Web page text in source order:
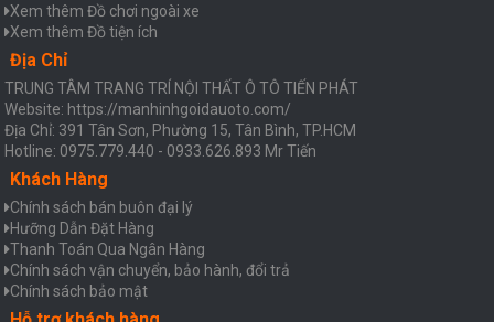
Xem thêm Đồ chơi ngoài xe
Xem thêm Đồ tiện ích
Địa Chỉ
TRUNG TÂM TRANG TRÍ NỘI THẤT Ô TÔ TIẾN PHÁT
Website: https://manhinhgoidauoto.com/
Địa Chỉ: 391 Tân Sơn, Phường 15, Tân Bình, TP.HCM
Hotline: 0975.779.440 - 0933.626.893 Mr Tiến
Khách Hàng
Chính sách bán buôn đại lý
Hưỡng Dẫn Đặt Hàng
Thanh Toán Qua Ngân Hàng
Chính sách vận chuyển, bảo hành, đổi trả
Chính sách bảo mật